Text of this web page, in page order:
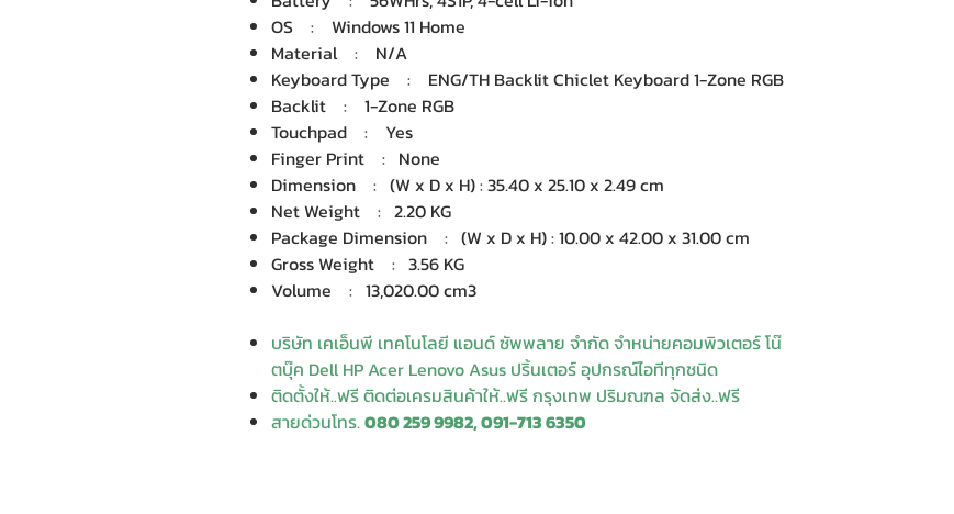
OS : Windows 11 Home
Material : N/A
Keyboard Type : ENG/TH Backlit Chiclet Keyboard 1-Zone RGB
Backlit : 1-Zone RGB
Touchpad : Yes
Finger Print : None
Dimension : (W x D x H) : 35.40 x 25.10 x 2.49 cm
Net Weight : 2.20 KG
Package Dimension : (W x D x H) : 10.00 x 42.00 x 31.00 cm
Gross Weight : 3.56 KG
Volume : 13,020.00 cm3
บริษัท เคเอ็นพี เทคโนโลยี แอนด์ ซัพพลาย จำกัด จำหน่ายคอมพิวเตอร์ โน๊
ตบุ๊ค Dell HP Acer Lenovo Asus ปริ้นเตอร์ อุปกรณ์ไอทีทุกชนิด
ติดตั้งให้..ฟรี ติดต่อเครมสินค้าให้..ฟรี กรุงเทพ ปริมณฑล จัดส่ง..ฟรี
สายด่วนโทร.080 259 9982, 091-713 6350